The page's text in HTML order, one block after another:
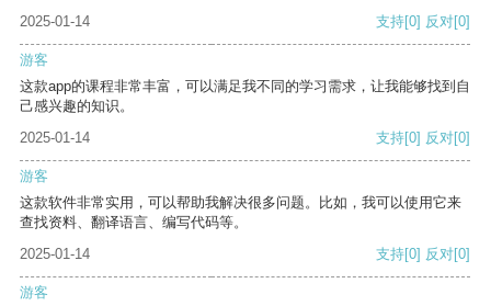
2025-01-14
支持[0] 反对[0]
游客
这款app的课程非常丰富，可以满足我不同的学习需求，让我能够找到自
己感兴趣的知识。
2025-01-14
支持[0] 反对[0]
游客
这款软件非常实用，可以帮助我解决很多问题。比如，我可以使用它来
查找资料、翻译语言、编写代码等。
2025-01-14
支持[0] 反对[0]
游客